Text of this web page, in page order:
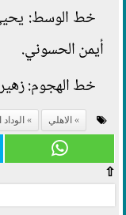
خط الوسط: يحيى
أيمن الحسوني.
خط الهجوم:
الاهلي
⇧